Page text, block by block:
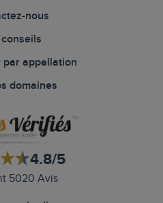
nous
par appellation
domaines
4.8/5
5020 Avis